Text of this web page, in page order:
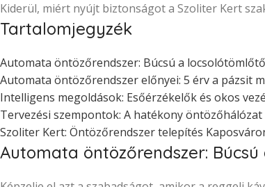
Kiderül, miért nyújt biztonságot a Szoliter Kert
Tartalomjegyzék
Automata öntözőrendszer: Búcsú a
Automata öntözőrendszer előnyei: 5 érv a pázsit
Intelligens megoldások: Esőérzékelők és okos
Tervezési szempontok: A hatékony öntözőhálózat
Szoliter Kert: Öntözőrendszer telepítés
Automata öntözőrendszer: